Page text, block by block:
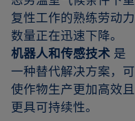
复性工作的熟练劳动力
数量正在迅速下降。
机器人和传感技术 是
一种替代解决方案，可
使作物生产更加高效且
更具可持续性。